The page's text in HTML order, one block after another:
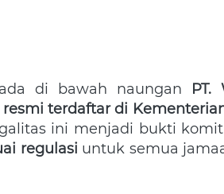
di bawah naungan PT.
terdaftar di
regulasi untuk semua